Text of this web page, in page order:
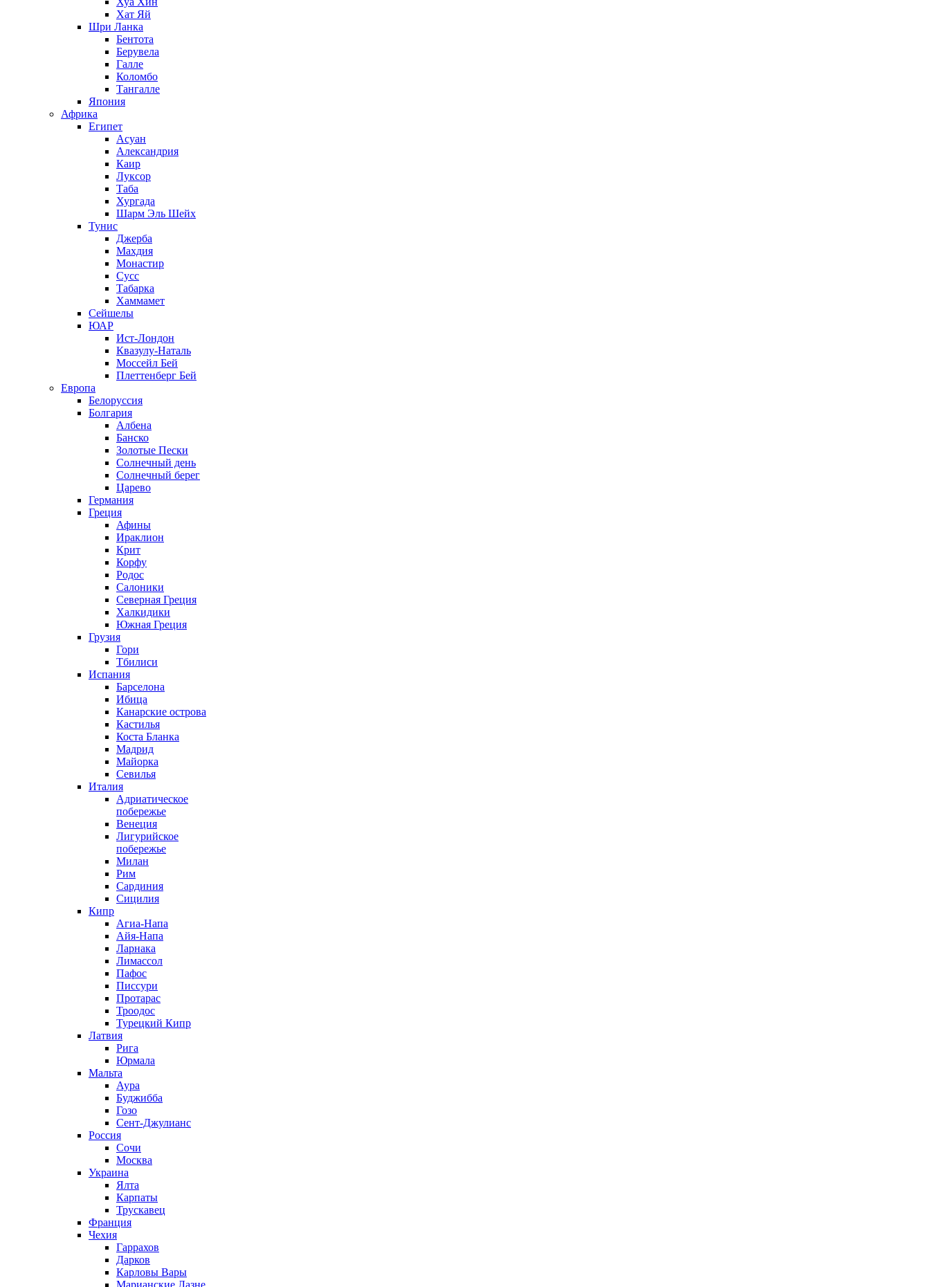
Хат Яй
Шри Ланка
Бентота
Берувела
Галле
Коломбо
Тангалле
Япония
Африка
Египет
Асуан
Александрия
Каир
Луксор
Таба
Хургада
Шарм Эль Шейх
Тунис
Джерба
Махдия
Монастир
Сусс
Табарка
Хаммамет
Сейшелы
ЮАР
Ист-Лондон
Квазулу-Наталь
Моссейл Бей
Плеттенберг Бей
Европа
Белоруссия
Болгария
Албена
Банско
Золотые Пески
Солнечный день
Солнечный берег
Царево
Германия
Греция
Афины
Ираклион
Крит
Корфу
Родос
Салоники
Северная Греция
Халкидики
Южная Греция
Грузия
Гори
Тбилиси
Испания
Барселона
Ибица
Канарские острова
Кастилья
Коста Бланка
Мадрид
Майорка
Севилья
Италия
Адриатическое
побережье
Венеция
Лигурийское
побережье
Милан
Рим
Сардиния
Сицилия
Кипр
Агиа-Напа
Айя-Напа
Ларнака
Лимассол
Пафос
Писсури
Протарас
Троодос
Турецкий Кипр
Латвия
Рига
Юрмала
Мальта
Аура
Буджибба
Гозо
Сент-Джулианс
Россия
Сочи
Москва
Украина
Ялта
Карпаты
Трускавец
Франция
Чехия
Гаррахов
Дарков
Карловы Вары
Марианские Лазне